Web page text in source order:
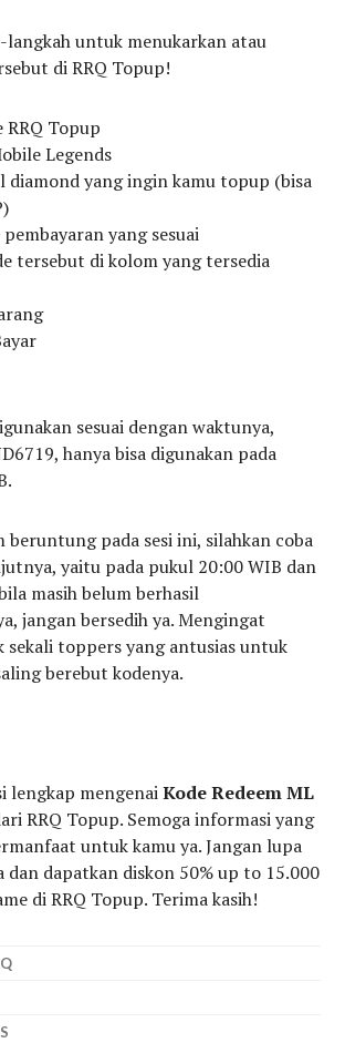
untuk menukarkan atau
di RRQ Topup!
RRQ Topup
Legends
diamond yang ingin kamu topup (bisa
yang sesuai
tersebut di kolom yang tersedia
sesuai dengan waktunya,
hanya bisa digunakan pada
beruntung pada sesi ini, silahkan coba
yaitu pada pukul 20:00 WIB dan
masih belum berhasil
jangan bersedih ya. Mengingat
sekali toppers yang antusias untuk
berebut kodenya.
lengkap mengenaiKode Redeem ML
RRQ Topup. Semoga informasi yang
untuk kamu ya. Jangan lupa
dan dapatkan diskon 50% up to 15.000
di RRQ Topup. Terima kasih!